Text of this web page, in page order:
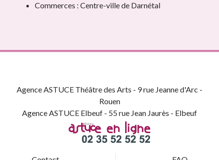
Commerces : Centre-ville de Darnétal
Agence ASTUCE Théâtre des Arts - 9 rue Jeanne d'Arc -
Rouen
Agence ASTUCE Elbeuf - 55 rue Jean Jaurès - Elbeuf